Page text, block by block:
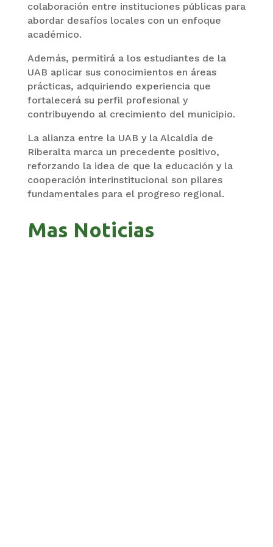
colaboración entre instituciones públicas para
abordar desafíos locales con un enfoque
académico.
Además, permitirá a los estudiantes de la
UAB aplicar sus conocimientos en áreas
prácticas, adquiriendo experiencia que
fortalecerá su perfil profesional y
contribuyendo al crecimiento del municipio.
La alianza entre la UAB y la Alcaldía de
Riberalta marca un precedente positivo,
reforzando la idea de que la educación y la
cooperación interinstitucional son pilares
fundamentales para el progreso regional.
Mas Noticias